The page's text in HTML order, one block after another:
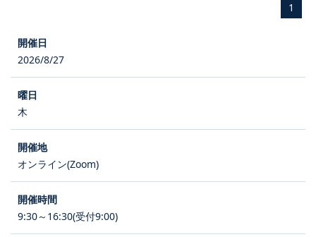
1
2026/8/27
木
オンライン(Zoom)
9:30～16:30(受付9:00)